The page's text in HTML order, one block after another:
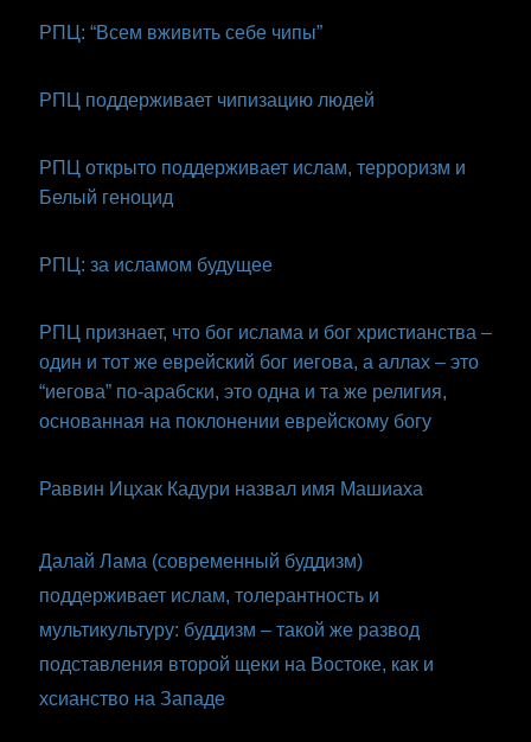
РПЦ: “Всем вживить себе чипы”
РПЦ поддерживает чипизацию людей
РПЦ открыто поддерживает ислам, терроризм и
Белый геноцид
РПЦ: за исламом будущее
РПЦ признает, что бог ислама и бог христианства –
один и тот же еврейский бог иегова, а аллах – это
“иегова” по-арабски, это одна и та же религия,
основанная на поклонении еврейскому богу
Раввин Ицхак Кадури назвал имя Машиаха
Далай Лама (современный буддизм)
поддерживает ислам, толерантность и
мультикультуру: буддизм – такой же развод
подставления второй щеки на Востоке, как и
хсианство на Западе